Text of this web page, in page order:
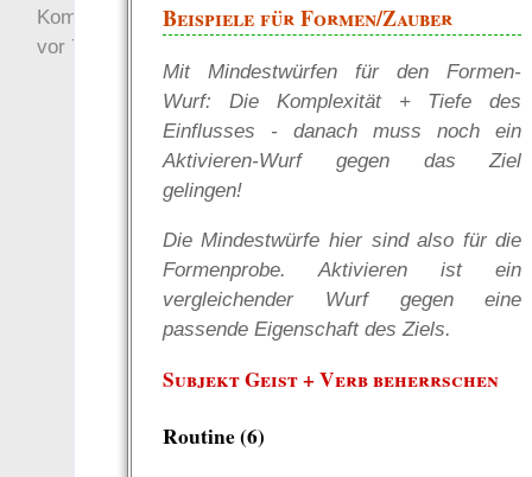
Beispiele für Formen/Zauber
Mit Mindestwürfen für den Formen-
Wurf: Die Komplexität + Tiefe des
Einflusses - danach muss noch ein
Aktivieren-Wurf gegen das Ziel
gelingen!
Die Mindestwürfe hier sind also für die
Formenprobe. Aktivieren ist ein
vergleichender Wurf gegen eine
passende Eigenschaft des Ziels.
Subjekt Geist + Verb beherrschen
Routine (6)
Kommentar!
vor 7 Jahre 22 Wochen